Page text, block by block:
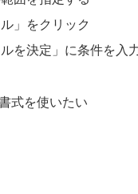
」をクリック
を決定」に条件を入
式を使いたい